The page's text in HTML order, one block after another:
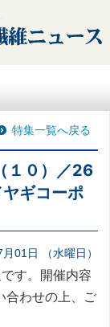
特集一覧へ戻る
１０）／26
ギコーポ
01日 （水曜日）
す。開催内容
合わせの上、ご